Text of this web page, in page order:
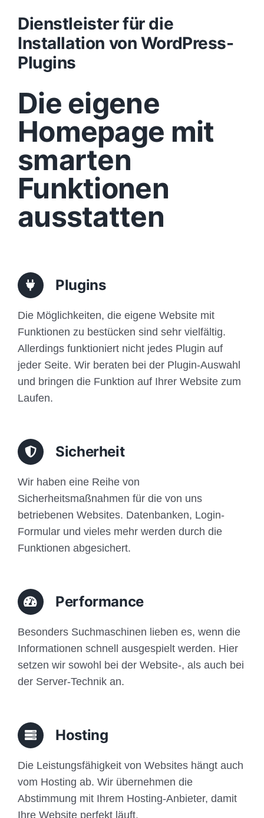
Konzept
Design
Content
Funktionen
Aufbau
Traffic
Dienstleister für die
Installation von WordPress-
Plugins
Die eigene
Homepage mit
smarten
Funktionen
ausstatten
Plugins
Die Möglichkeiten, die eigene Website mit
Funktionen zu bestücken sind sehr vielfältig.
Allerdings funktioniert nicht jedes Plugin auf
jeder Seite. Wir beraten bei der Plugin-Auswahl
und bringen die Funktion auf Ihrer Website zum
Laufen.
Sicherheit
Wir haben eine Reihe von
Sicherheitsmaßnahmen für die von uns
betriebenen Websites. Datenbanken, Login-
Formular und vieles mehr werden durch die
Funktionen abgesichert.
Performance
Besonders Suchmaschinen lieben es, wenn die
Informationen schnell ausgespielt werden. Hier
setzen wir sowohl bei der Website-, als auch bei
der Server-Technik an.
Hosting
Die Leistungsfähigkeit von Websites hängt auch
vom Hosting ab. Wir übernehmen die
Abstimmung mit Ihrem Hosting-Anbieter, damit
Ihre Website perfekt läuft.